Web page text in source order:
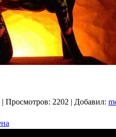
| Просмотров: 2202 | Добавил: